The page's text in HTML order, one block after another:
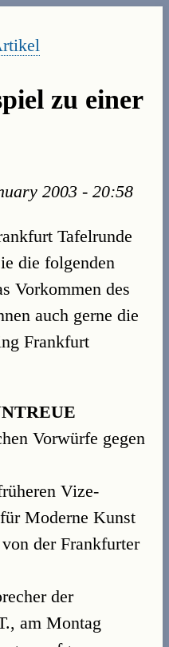
zu einer
2003 - 20:58
Tafelrunde
die folgenden
Vorkommen des
auch gerne die
Frankfurt
Vorwürfe gegen
Vize-
Moderne Kunst
der Frankfurter
der
am Montag